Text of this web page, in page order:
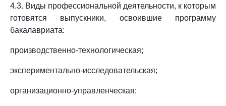
4.3. Виды профессиональной деятельности, к которым
готовятся выпускники, освоившие программу
бакалавриата:
производственно-технологическая;
экспериментально-исследовательская;
организационно-управленческая;